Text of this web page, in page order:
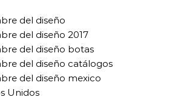
del diseño
del diseño 2017
del diseño botas
del diseño catálogos
del diseño mexico
Unidos